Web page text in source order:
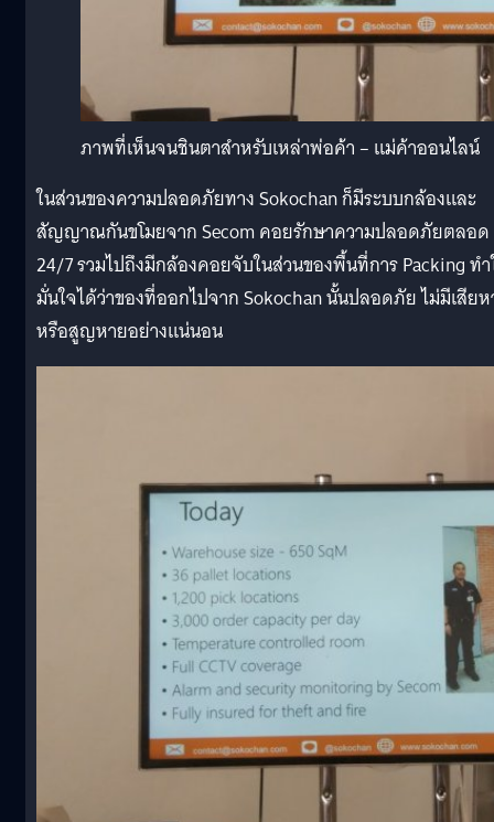
ภาพที่เห็นจนชินตาสำหรับเหล่าพ่อค้า – แม่ค้าออนไลน์
ในส่วนของความปลอดภัยทาง Sokochan ก็มีระบบกล้องและ
สัญญาณกันขโมยจาก Secom คอยรักษาความปลอดภัยตลอด
24/7 รวมไปถึงมีกล้องคอยจับในส่วนของพื้นที่การ Packing ท
มั่นใจได้ว่าของที่ออกไปจาก Sokochan นั้นปลอดภัย ไม่มีเสีย
หรือสูญหายอย่างแน่นอน